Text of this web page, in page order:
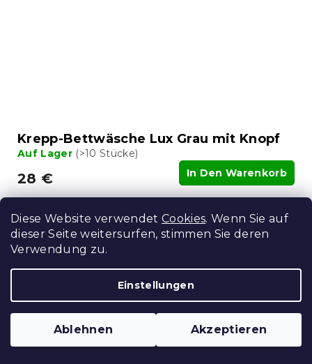
Diese Website verwendet Cookies. Wenn Sie auf
dieser Seite weitersurfen, stimmen Sie deren
Verwendung zu.
Einstellungen
Ablehnen Akzeptieren
Krepp-Bettwäsche Lux Grau mit Knopf
Auf Lager (>10 Stücke)
28 € In Den Warenkorb
15 % Rabattcode:
MINUS15